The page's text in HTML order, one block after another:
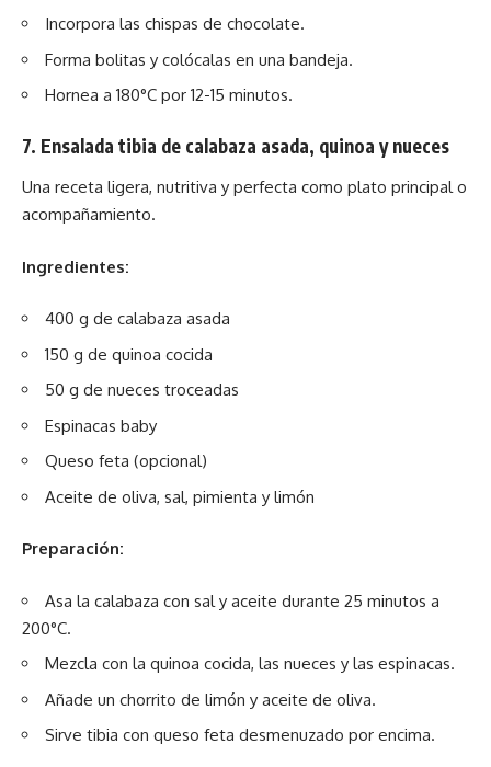
Incorpora las chispas de chocolate.
Forma bolitas y colócalas en una bandeja.
Hornea a 180°C por 12-15 minutos.
7. Ensalada tibia de calabaza asada, quinoa y nueces
Una receta ligera, nutritiva y perfecta como plato principal o
acompañamiento.
Ingredientes:
400 g de calabaza asada
150 g de quinoa cocida
50 g de nueces troceadas
Espinacas baby
Queso feta (opcional)
Aceite de oliva, sal, pimienta y limón
Preparación:
Asa la calabaza con sal y aceite durante 25 minutos a
200°C.
Mezcla con la quinoa cocida, las nueces y las espinacas.
Añade un chorrito de limón y aceite de oliva.
Sirve tibia con queso feta desmenuzado por encima.